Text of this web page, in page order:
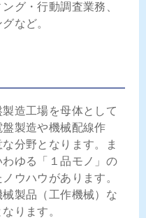
グ・行動調査業務、
など。
造工場を母体として
製造や機械配線作
分野となります。ま
ゆる「１品モノ」の
ウハウがあります。
製品（工作機械）な
ります。